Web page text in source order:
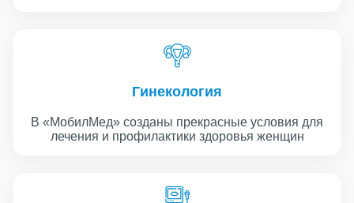
Гинекология
В «МобилМед» созданы прекрасные условия для
лечения и профилактики здоровья женщин